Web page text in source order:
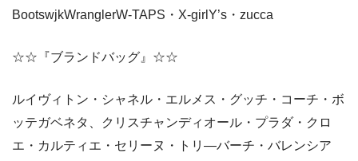
BootswjkWranglerW-TAPS・X-girlY’s・zucca
☆☆『ブランドバッグ』☆☆
ルイヴィトン・シャネル・エルメス・グッチ・コーチ・ボ
ッテガベネタ、クリスチャンディオール・プラダ・クロ
エ・カルティエ・セリーヌ・トリ―バーチ・バレンシア